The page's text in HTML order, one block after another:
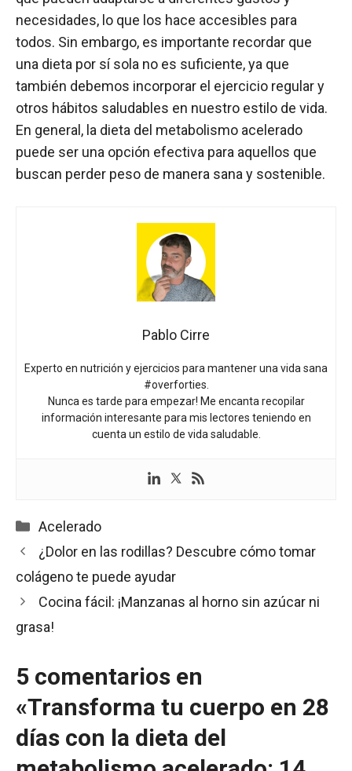
necesidades, lo que los hace accesibles para
todos. Sin embargo, es importante recordar que
una dieta por sí sola no es suficiente, ya que
también debemos incorporar el ejercicio regular y
otros hábitos saludables en nuestro estilo de vida.
En general, la dieta del metabolismo acelerado
puede ser una opción efectiva para aquellos que
buscan perder peso de manera sana y sostenible.
Pablo Cirre
Experto en nutrición y ejercicios para mantener una vida sana
#overforties.
Nunca es tarde para empezar! Me encanta recopilar
información interesante para mis lectores teniendo en
cuenta un estilo de vida saludable.
Categorías
Acelerado
¿Dolor en las rodillas? Descubre cómo tomar
colágeno te puede ayudar
Cocina fácil: ¡Manzanas al horno sin azúcar ni
grasa!
5 comentarios en
«Transforma tu cuerpo en 28
días con la dieta del